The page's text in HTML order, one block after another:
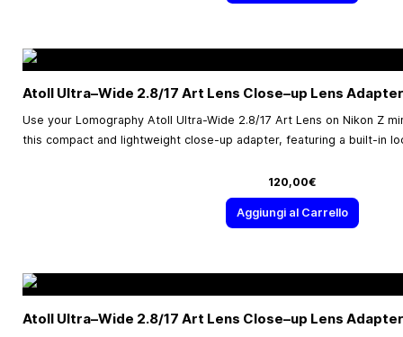
Atoll Ultra–Wide 2.8/17 Art Lens Close–up Lens
Use your Lomography Atoll Ultra-Wide 2.8/17 Art Lens on Nikon Z
this compact and lightweight close-up adapter, featuring a built-in
120,00€
Aggiungi al Carrello
Atoll Ultra–Wide 2.8/17 Art Lens Close–up Lens Adapter